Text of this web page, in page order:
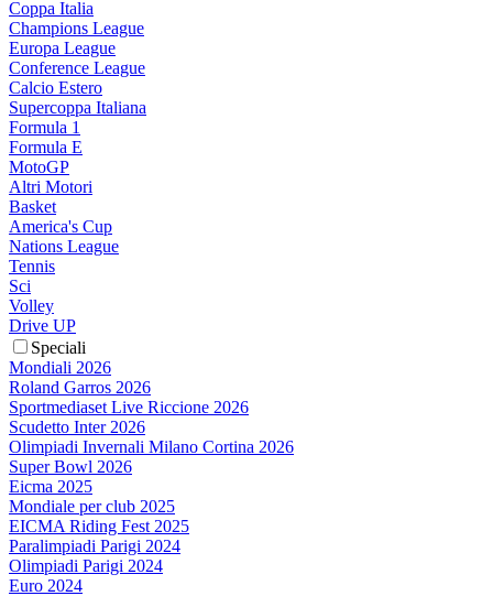
Coppa Italia
Champions League
Europa League
Conference League
Calcio Estero
Supercoppa Italiana
Formula 1
Formula E
MotoGP
Altri Motori
Basket
America's Cup
Nations League
Tennis
Sci
Volley
Drive UP
Speciali
Mondiali 2026
Roland Garros 2026
Sportmediaset Live Riccione 2026
Scudetto Inter 2026
Olimpiadi Invernali Milano Cortina 2026
Super Bowl 2026
Eicma 2025
Mondiale per club 2025
EICMA Riding Fest 2025
Paralimpiadi Parigi 2024
Olimpiadi Parigi 2024
Euro 2024